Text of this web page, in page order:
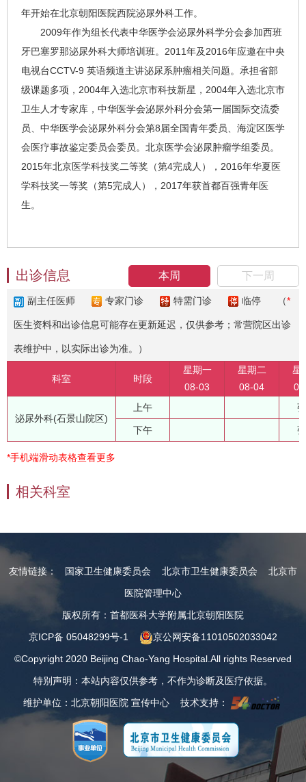
年开始在北京朝阳医院西院泌尿外科工作。
2009年作为组长代表中华医学会泌尿外科学分会参加西班
牙巴塞罗那泌尿外科大师培训班。2011年及2016年应邀在中央
电视台CCTV-9 英语频道主讲泌尿系肿瘤相关问题。承担省部
级课题多项，2004年入选北京市科技新星，2004年入选北京市
卫生人才专家库，中华医学会泌尿外科分会第一届国际交流委
员、中华医学会泌尿外科分会第8届全国青年委员、海淀区医学
会医疗事故鉴定委员会委员。北京医学会泌尿肿瘤学组委员。
2015年北京医学科技奖二等奖（第4完成人），2016年华夏医
学科技奖一等奖（第5完成人），2017年获首都百强青年医
生。
本周 下一周
出诊信息
副主任医师 专家门诊 特需门诊 临停 （*
医生资料和出诊信息可能存在更新延迟，仅供参考；常营院区出诊
表维护中，以实际出诊为准。）
科室 时段
星期一
08-03
星期二
08-04
星
泌尿外科(石景山院区)
上午
下午
*手机端滑动表格查看更多
相关科室
友情链接： 国家卫生健康委员会 北京市卫生健康委员会
北京市
医院管理中心
版权所有：首都医科大学附属北京朝阳医院
京ICP备 05048299号-1
京公网安备11010502033042
©Copyright 2020 Beijing Chao-Yang Hospital.All rights Reserved
特别声明：本站内容仅供参考，不作为诊断及医疗依据。
维护单位：北京朝阳医院 宣传中心 技术支持：